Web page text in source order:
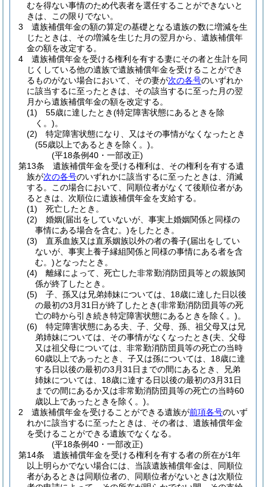
むを得ない事情のため代表者を選任することができないと
きは、この限りでない。
3
遺族補償年金の額の算定の基礎となる遺族の数に増減を生
じたときは、その増減を生じた月の翌月から、遺族補償年
金の額を改定する。
4
遺族補償年金を受ける権利を有する妻にその者と生計を同
じくしている他の遺族で遺族補償年金を受けることができ
るものがない場合において、その妻が次の各号のいずれか
に該当するに至ったときは、その該当するに至った月の翌
月から遺族補償年金の額を改定する。
(1)
55歳に達したとき(特定障害状態にあるときを除
く。)。
(2)
特定障害状態になり、又はその事情がなくなったとき
(55歳以上であるときを除く。)。
(平18条例40・一部改正)
第13条
遺族補償年金を受ける権利は、その権利を有する遺
族が次の各号のいずれかに該当するに至ったときは、消滅
する。
この場合において、同順位者がなくて後順位者があ
るときは、次順位に遺族補償年金を支給する。
(1)
死亡したとき。
(2)
婚姻(届出をしていないが、事実上婚姻関係と同様の
事情にある場合を含む。)をしたとき。
(3)
直系血族又は直系姻族以外の者の養子(届出をしてい
ないが、事実上養子縁組関係と同様の事情にある者を含
む。)となったとき。
(4)
離縁によって、死亡した非常勤消防団員等との親族関
係が終了したとき。
(5)
子、孫又は兄弟姉妹については、18歳に達した日以後
の最初の3月31日が終了したとき(非常勤消防団員等の死
亡の時から引き続き特定障害状態にあるときを除く。)。
(6)
特定障害状態にある夫、子、父母、孫、祖父母又は兄
弟姉妹については、その事情がなくなったとき(夫、父母
又は祖父母については、非常勤消防団員等の死亡の当時
60歳以上であったとき、子又は孫については、18歳に達
する日以後の最初の3月31日までの間にあるとき、兄弟
姉妹については、18歳に達する日以後の最初の3月31日
までの間にあるか又は非常勤消防団員等の死亡の当時60
歳以上であったときを除く。)。
2
遺族補償年金を受けることができる遺族が前項各号のいず
れかに該当するに至ったときは、その者は、遺族補償年金
を受けることができる遺族でなくなる。
(平18条例40・一部改正)
第14条
遺族補償年金を受ける権利を有する者の所在が1年
以上明らかでない場合には、当該遺族補償年金は、同順位
者があるときは同順位者の、同順位者がないときは次順位